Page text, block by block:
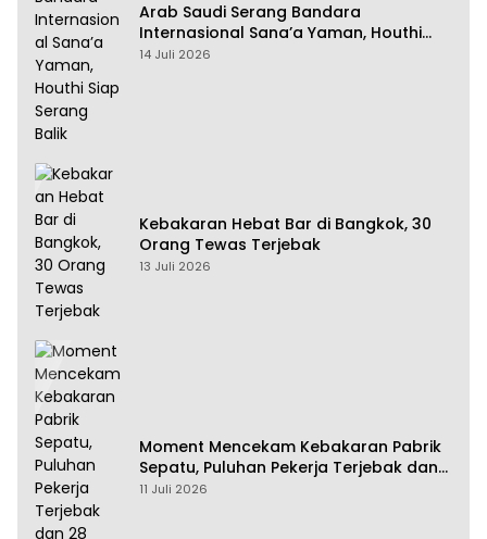
Arab Saudi Serang Bandara
Internasional Sana’a Yaman, Houthi
Siap Serang Balik
14 Juli 2026
Kebakaran Hebat Bar di Bangkok, 30
Orang Tewas Terjebak
13 Juli 2026
Moment Mencekam Kebakaran Pabrik
Sepatu, Puluhan Pekerja Terjebak dan
28 Orang Tewas
11 Juli 2026